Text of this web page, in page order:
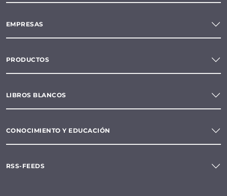
EMPRESAS
PRODUCTOS
LIBROS BLANCOS
CONOCIMIENTO Y EDUCACIÓN
RSS-FEEDS